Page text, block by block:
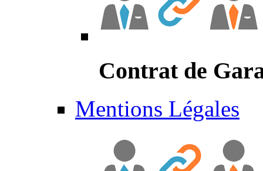
Contrat de
Mentions Légales